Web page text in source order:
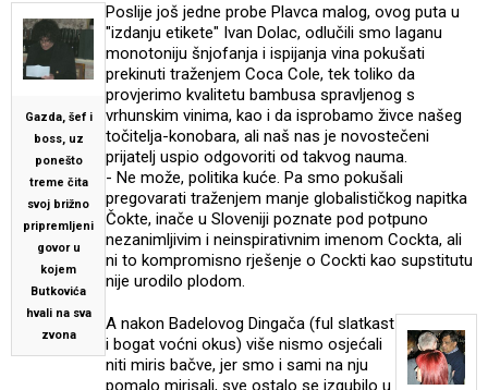
Gazda, šef i
boss, uz
ponešto
treme čita
svoj brižno
pripremljeni
govor u
kojem
Butkovića
hvali na sva
zvona
Poslije još jedne probe Plavca malog, ovog puta u
"izdanju etikete" Ivan Dolac, odlučili smo laganu
monotoniju šnjofanja i ispijanja vina pokušati
prekinuti traženjem Coca Cole, tek toliko da
provjerimo kvalitetu bambusa spravljenog s
vrhunskim vinima, kao i da isprobamo živce našeg
točitelja-konobara, ali naš nas je novostečeni
prijatelj uspio odgovoriti od takvog nauma.
- Ne može, politika kuće. Pa smo pokušali
pregovarati traženjem manje globalističkog napitka
Čokte, inače u Sloveniji poznate pod potpuno
nezanimljivim i neinspirativnim imenom Cockta, ali
ni to kompromisno rješenje o Cockti kao supstitutu
nije urodilo plodom.
A nakon Badelovog Dingača (ful slatkast
i bogat voćni okus) više nismo osjećali
niti miris bačve, jer smo i sami na nju
pomalo mirisali, sve ostalo se izgubilo u